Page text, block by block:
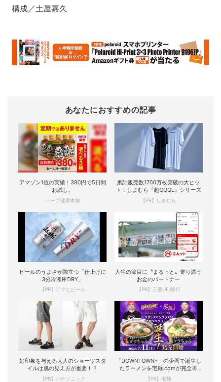
構成／土屋嘉久
あなたにおすすめの記事
アマゾン1位の実績！380円で5日間
お試し。
ハーブ健康本舗
累計販売数1700万枚突破の大ヒッ
ト！しまむら『超COOL』シリーズ
【PR】しまむら
ビールのうまさが際立つ「仕上げに
3分冷凍庫DRY」
【PR】アサヒビール
人生の節目に〝まるっと〟寄り添う
お金のパートナー
【PR】三菱UFJ銀行
好印象を与える大人のショーツスタ
イルは肌の見え方が重要！？
【PR】パナソニック
「DOWNTOWN+」の企画で誕生し
たラーメンを宅麺.comが完全再
現！
【PR】宅麺